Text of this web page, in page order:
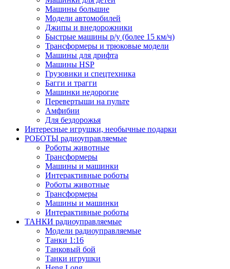
Машины большие
Модели автомобилей
Джипы и внедорожники
Быстрые машины р/у (более 15 км/ч)
Трансформеры и трюковые модели
Машины для дрифта
Машины HSP
Грузовики и спецтехника
Багги и трагги
Машинки недорогие
Перевертыши на пульте
Амфибии
Для бездорожья
Интересные игрушки, необычные подарки
РОБОТЫ радиоуправляемые
Роботы животные
Трансформеры
Машины и машинки
Интерактивные роботы
Роботы животные
Трансформеры
Машины и машинки
Интерактивные роботы
ТАНКИ радиоуправляемые
Модели радиоуправляемые
Танки 1:16
Танковый бой
Танки игрушки